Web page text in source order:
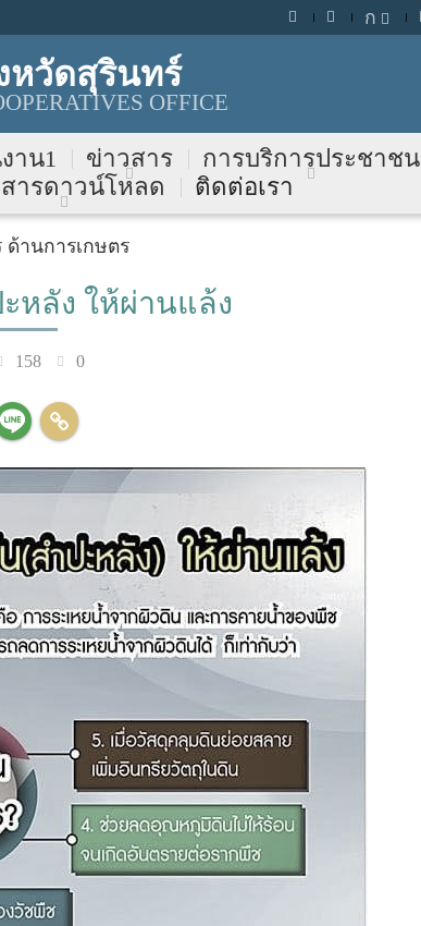
ก
หวัดสุรินทร์
OFFICE
าน1 ข่าวสาร
การบริการประชาชน
สารดาวน์โหลด ติดต่อเรา
านการเกษตร
หลัง ให้ผ่านแล้ง
158 0